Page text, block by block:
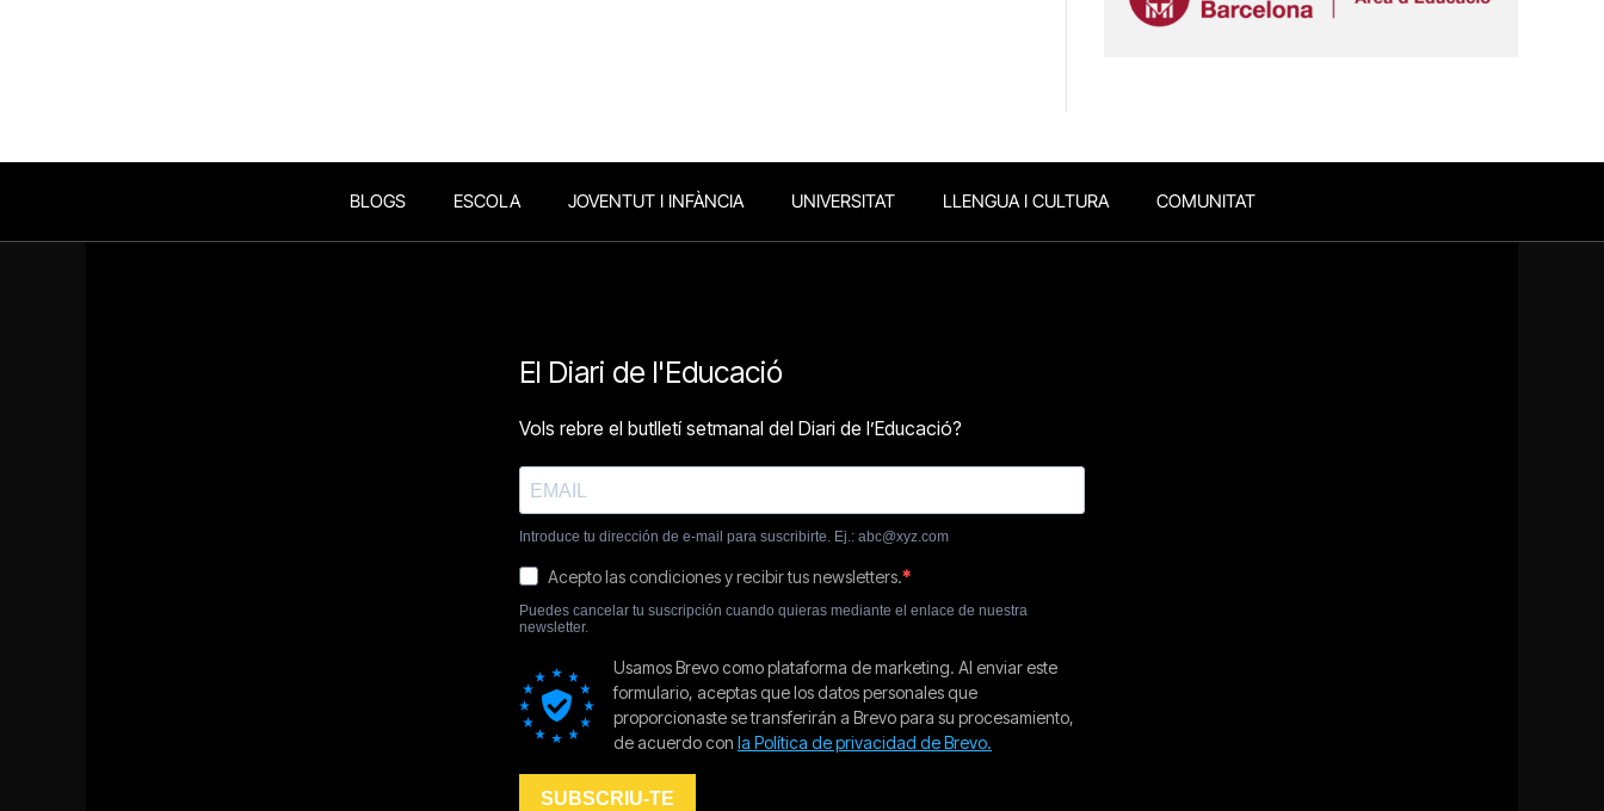
BLOGS ESCOLA JOVENTUT I INFÀNCIA UNIVERSITAT LLENGUA I CULTURA COMUNITAT